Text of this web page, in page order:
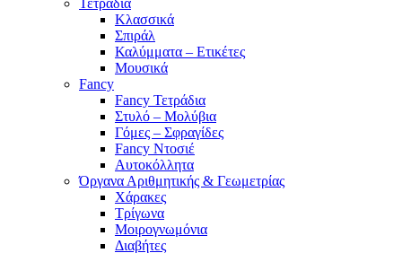
Τετράδια
Κλασσικά
Σπιράλ
Καλύμματα – Ετικέτες
Μουσικά
Fancy
Fancy Τετράδια
Στυλό – Μολύβια
Γόμες – Σφραγίδες
Fancy Ντοσιέ
Αυτοκόλλητα
Όργανα Αριθμητικής & Γεωμετρίας
Χάρακες
Τρίγωνα
Mοιρογνωμόνια
Διαβήτες